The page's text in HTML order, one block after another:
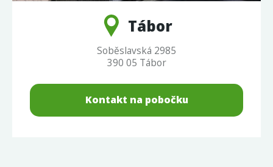
Tábor
Soběslavská 2985
390 05 Tábor
Kontakt na pobočku